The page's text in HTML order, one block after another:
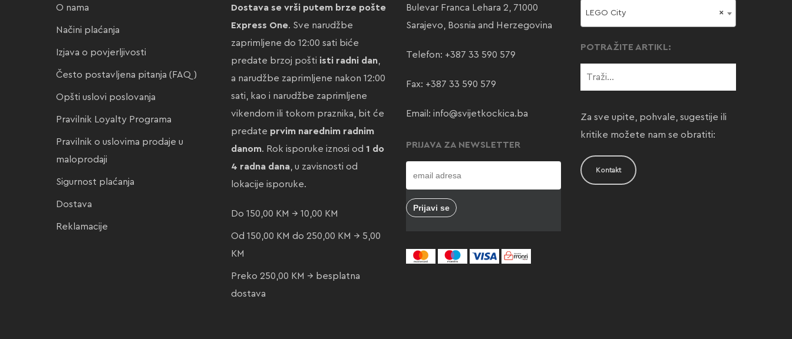
O nama
Načini plaćanja
Izjava o povjerljivosti
Često postavljena pitanja (FAQ)
Opšti uslovi poslovanja
Pravilnik Loyalty Programa
Pravilnik o uslovima prodaje u
maloprodaji
Sigurnost plaćanja
Dostava
Reklamacije
Dostava se vrši putem brze pošte
Express One. Sve narudžbe
zaprimljene do 12:00 sati biće
predate brzoj pošti isti radni dan,
a narudžbe zaprimljene nakon 12:00
sati, kao i narudžbe zaprimljene
vikendom ili tokom praznika, bit će
predate prvim narednim radnim
danom. Rok isporuke iznosi od 1 do
4 radna dana, u zavisnosti od
lokacije isporuke.
Do 150,00 KM → 10,00 KM
Od 150,00 KM do 250,00 KM → 5,00
KM
Preko 250,00 KM → besplatna
dostava
Bulevar Franca Lehara 2, 71000
Sarajevo, Bosnia and Herzegovina
Telefon: +387 33 590 579
Fax: +387 33 590 579
Email: info@svijetkockica.ba
PRIJAVA ZA NEWSLETTER
×
LEGO City
POTRAŽITE ARTIKL:
Za sve upite, pohvale, sugestije ili
kritike možete nam se obratiti:
Kontakt